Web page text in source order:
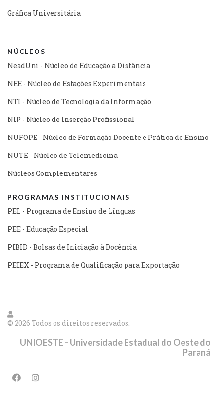
Gráfica Universitária
NÚCLEOS
NeadUni - Núcleo de Educação a Distância
NEE - Núcleo de Estações Experimentais
NTI - Núcleo de Tecnologia da Informação
NIP - Núcleo de Inserção Profissional
NUFOPE - Núcleo de Formação Docente e Prática de Ensino
NUTE - Núcleo de Telemedicina
Núcleos Complementares
PROGRAMAS INSTITUCIONAIS
PEL - Programa de Ensino de Línguas
PEE - Educação Especial
PIBID - Bolsas de Iniciação à Docência
PEIEX - Programa de Qualificação para Exportação
© 2026 Todos os direitos reservados.
UNIOESTE - Universidade Estadual do Oeste do
Paraná